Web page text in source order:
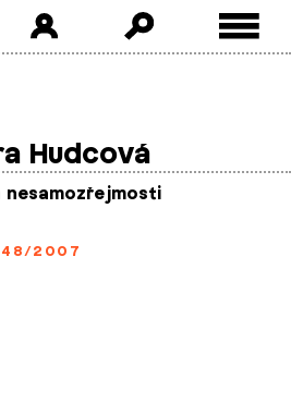
Hudcová
nesamozřejmosti
2007